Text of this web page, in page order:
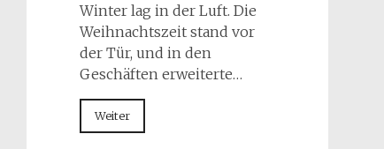
Winter lag in der Luft. Die
Weihnachtszeit stand vor
der Tür, und in den
Geschäften erweiterte…
Weiter